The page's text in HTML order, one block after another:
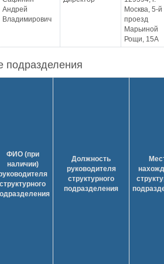
Андрей
Владимирович
Москва, 5-й
проезд
Марьиной
Рощи, 15А
подразделения
ФИО (при
наличии)
структурного
Должность
руководителя
структурного
подразделения